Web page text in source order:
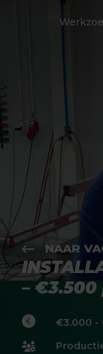
NAAR
– €3.500
€3.000 -